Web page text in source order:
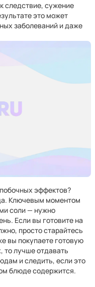
следствие, сужение
это может
заболеваний и даже
эффектов?
Ключевым моментом
соли — нужно
Если вы готовите на
просто старайтесь
вы покупаете готовую
то лучше отдавать
и следить, если это
блюде содержится.